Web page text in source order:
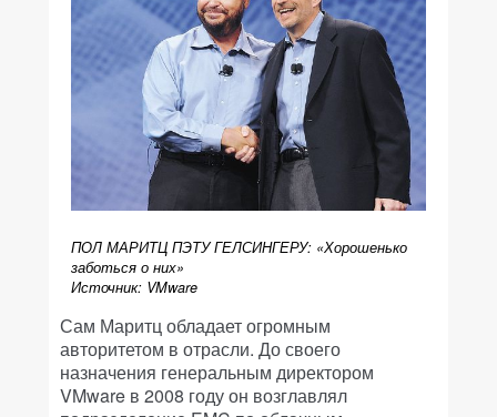
ПОЛ МАРИТЦ ПЭТУ­ ГЕЛСИНГЕРУ: «Хорошенько
заботься о них»
Источник: VMware
Сам Маритц обладает огромным
авторитетом в отрасли. До своего
назначения генеральным директором
VMware в 2008 году он возглавлял